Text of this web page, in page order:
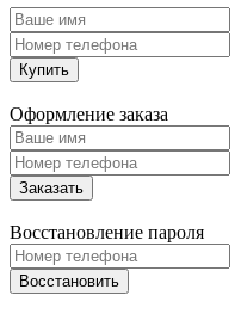
Купить
Оформление заказа
Заказать
Восстановление пароля
Восстановить